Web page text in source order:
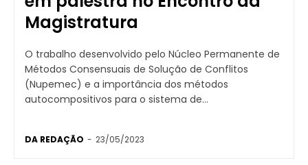
Magistratura
O trabalho desenvolvido pelo Núcleo Permanente de
Métodos Consensuais de Solução de Conflitos
(Nupemec) e a importância dos métodos
autocompositivos para o sistema de...
DA REDAÇÃO - 23/05/2023